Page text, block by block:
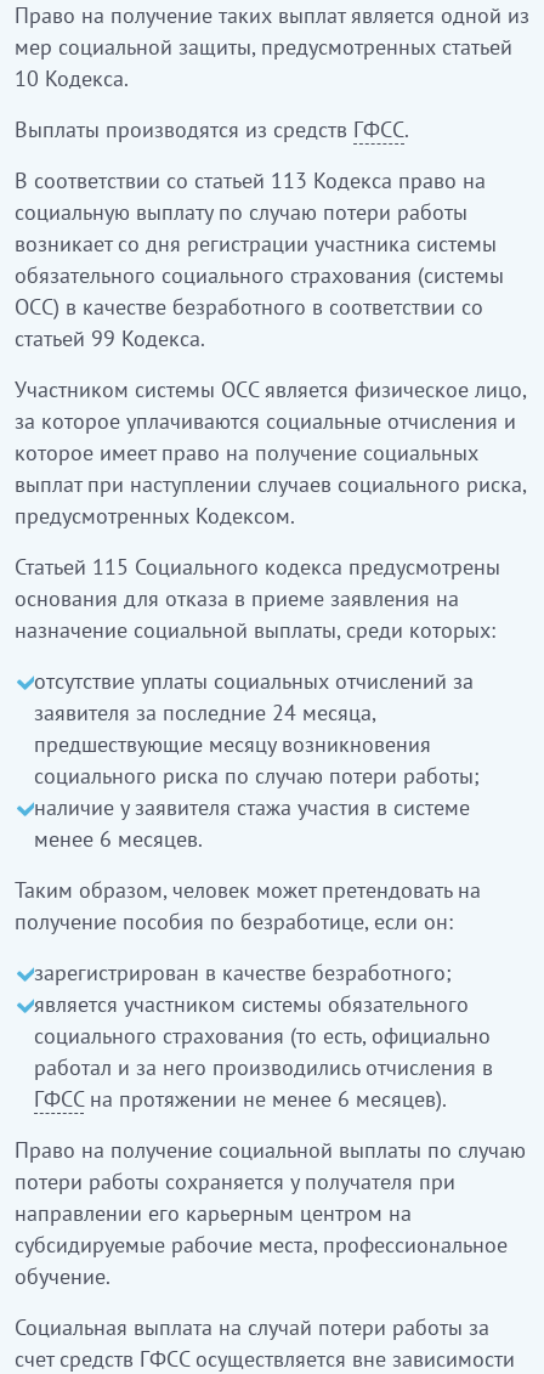
Право на получение таких выплат является одной из
мер социальной защиты, предусмотренных статьей
10 Кодекса.
Выплаты производятся из средств ГФСС.
В соответствии со статьей 113 Кодекса право на
социальную выплату по случаю потери работы
возникает со дня регистрации участника системы
обязательного социального страхования (системы
ОСС) в качестве безработного в соответствии со
статьей 99 Кодекса.
Участником системы ОСС является физическое лицо,
за которое уплачиваются социальные отчисления и
которое имеет право на получение социальных
выплат при наступлении случаев социального риска,
предусмотренных Кодексом.
Статьей 115 Социального кодекса предусмотрены
основания для отказа в приеме заявления на
назначение социальной выплаты, среди которых:
отсутствие уплаты социальных отчислений за
заявителя за последние 24 месяца,
предшествующие месяцу возникновения
социального риска по случаю потери работы;
наличие у заявителя стажа участия в системе
менее 6 месяцев.
Таким образом, человек может претендовать на
получение пособия по безработице, если он:
зарегистрирован в качестве безработного;
является участником системы обязательного
социального страхования (то есть, официально
работал и за него производились отчисления в
ГФССна протяжении не менее 6 месяцев).
Право на получение социальной выплаты по случаю
потери работы сохраняется у получателя при
направлении его карьерным центром на
субсидируемые рабочие места, профессиональное
обучение.
Социальная выплата на случай потери работы за
счет средств ГФСС осуществляется вне зависимости